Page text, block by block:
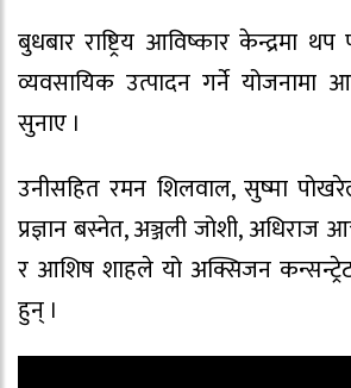
बुधबार राष्ट्रिय आविष्कार केन्द्रमा
व्यवसायिक उत्पादन गर्ने
सुनाए ।
उनीसहित रमन शिलवाल, सुष्मा
प्रज्ञान बस्नेत, अञ्जली जोशी,
र आशिष शाहले यो अक्सिजन
हुन् ।